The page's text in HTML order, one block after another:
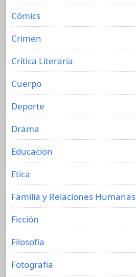
Cómics
Crimen
Crítica Literaria
Cuerpo
Deporte
Drama
Educacion
Etica
Familia y Relaciones Humanas
Ficción
Filosofia
Fotografia